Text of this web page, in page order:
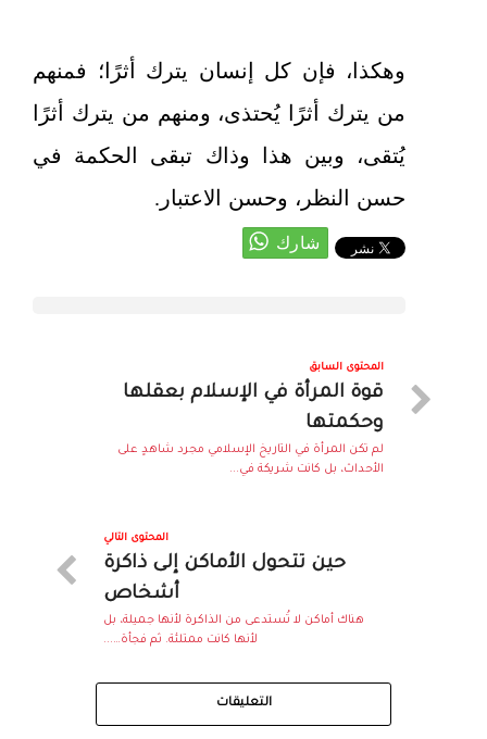
وهكذا، فإن كل إنسان يترك أثرًا؛ فمنهم
من يترك أثرًا يُحتذى، ومنهم من يترك أثرًا
يُتقى، وبين هذا وذاك تبقى الحكمة في
حسن النظر، وحسن الاعتبار.
المحتوى السابق
قوة المرأة في الإسلام بعقلها
وحكمتها
لم تكن المرأة في التاريخ الإسلامي مجرد شاهدٍ على
الأحداث، بل كانت شريكة في...
المحتوى التالي
حين تتحول الأماكن إلى ذاكرة
أشخاص
هناك أماكن لا تُستدعى من الذاكرة لأنها جميلة، بل
لأنها كانت ممتلئة. ثم فجأة…...
التعليقات